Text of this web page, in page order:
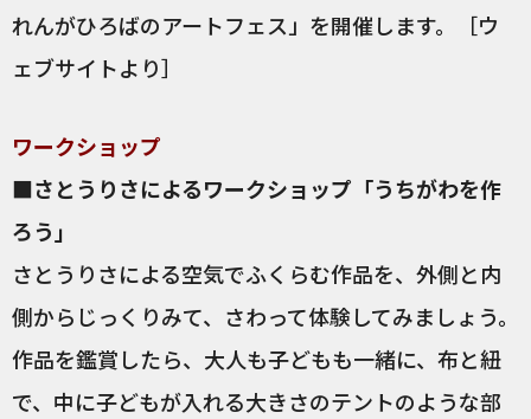
れんがひろばのアートフェス」を開催します。［ウ
ェブサイトより］
ワークショップ
■さとうりさによるワークショップ「うちがわを作
ろう」
さとうりさによる空気でふくらむ作品を、外側と内
側からじっくりみて、さわって体験してみましょう。
作品を鑑賞したら、大人も子どもも一緒に、布と紐
で、中に子どもが入れる大きさのテントのような部